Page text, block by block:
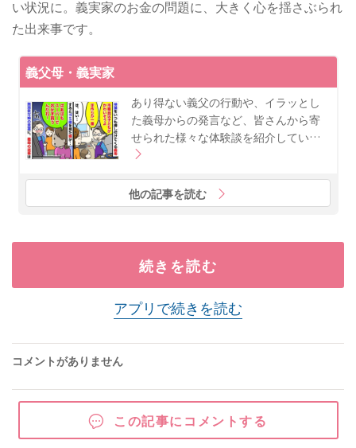
い状況に。義実家のお金の問題に、大きく心を揺さぶられ
た出来事です。
義父母・義実家
あり得ない義父の行動や、イラッとし
た義母からの発言など、皆さんから寄
せられた様々な体験談を紹介してい…
他の記事を読む
続きを読む
アプリで続きを読む
コメントがありません
この記事にコメントする